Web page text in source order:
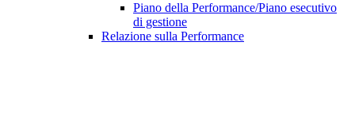
Piano della Performance/Piano esecutivo
di gestione
Relazione sulla Performance